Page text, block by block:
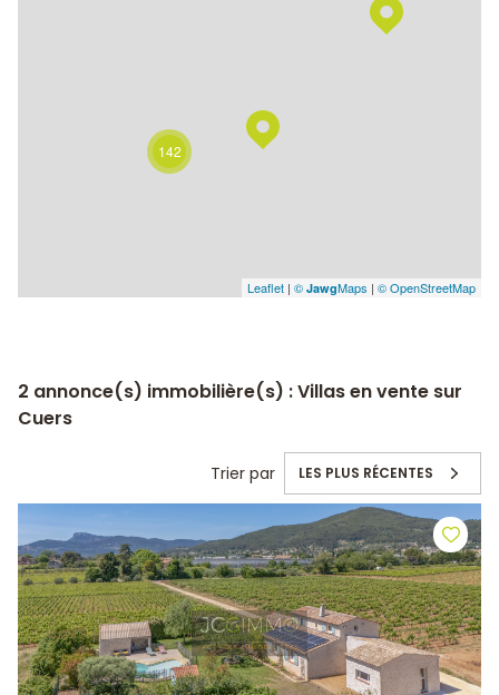
142
Leaflet | © JawgMaps | © OpenStreetMap
2 annonce(s) immobilière(s) : Villas en vente sur
Cuers
Trier par LES PLUS RÉCENTES